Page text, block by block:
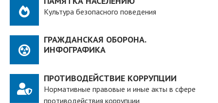
Культура безопасного поведения
ГРАЖДАНСКАЯ ОБОРОНА.
ИНФОГРАФИКА
ПРОТИВОДЕЙСТВИЕ КОРРУПЦИИ
Нормативные правовые и иные акты в сфере
противодействия коррупции